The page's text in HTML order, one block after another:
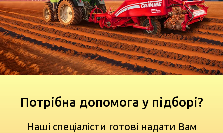
Потрібна допомога у підборі?
Наші спеціалісти готові надати Вам